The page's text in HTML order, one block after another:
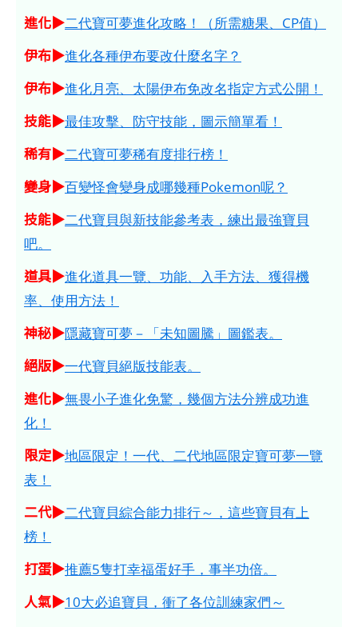
進化▶二代寶可夢進化攻略！（所需糖果、CP值）
伊布▶進化各種伊布要改什麼名字？
伊布▶進化月亮、太陽伊布免改名指定方式公開！
技能▶最佳攻擊、防守技能，圖示簡單看！
稀有▶二代寶可夢稀有度排行榜！
變身▶百變怪會變身成哪幾種Pokemon呢？
技能▶二代寶貝與新技能參考表，練出最強寶貝
吧。
道具▶進化道具一覽、功能、入手方法、獲得機
率、使用方法！
神秘▶隱藏寶可夢－「未知圖騰」圖鑑表。
絕版▶一代寶貝絕版技能表。
進化▶無畏小子進化免驚，幾個方法分辨成功進
化！
限定▶地區限定！一代、二代地區限定寶可夢一覽
表！
二代▶二代寶貝綜合能力排行～，這些寶貝有上
榜！
打蛋▶推薦5隻打幸福蛋好手，事半功倍。
人氣▶10大必追寶貝，衝了各位訓練家們～